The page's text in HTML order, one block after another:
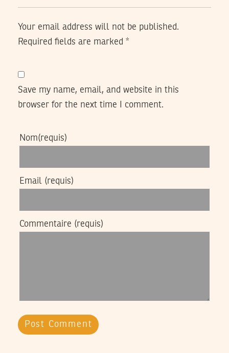
Your email address will not be published.
Required fields are marked *
Save my name, email, and website in this
browser for the next time I comment.
Nom(requis)
Email (requis)
Commentaire (requis)